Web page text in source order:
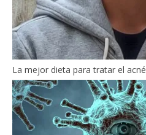
La mejor dieta para tratar el acné